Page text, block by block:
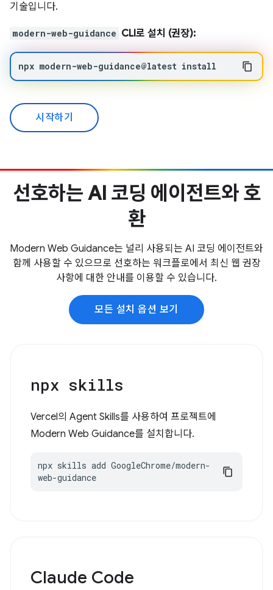
기술입니다.
modern-web-guidance CLI로 설치 (권장):
npx modern-web-guidance@latest install
시작하기
선호하는 AI 코딩 에이전트와 호
환
Modern Web Guidance는 널리 사용되는 AI 코딩 에이전트와
함께 사용할 수 있으므로 선호하는 워크플로에서 최신 웹 권장
사항에 대한 안내를 이용할 수 있습니다.
모든 설치 옵션 보기
npx skills
Vercel의 Agent Skills를 사용하여 프로젝트에
Modern Web Guidance를 설치합니다.
npx skills add GoogleChrome/modern-
web-guidance
Claude Code